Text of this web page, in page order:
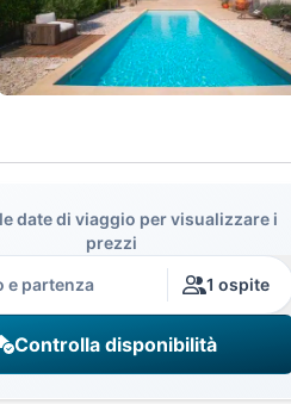
date di viaggio per visualizzare i
prezzi
e partenza 1 ospite
Controlla disponibilità